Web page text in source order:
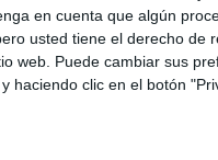
en cuenta que algún
usted tiene el derecho de
web. Puede cambiar sus
haciendo clic en el botón
de abril unas
Desde el 27 de
Ceuta es de